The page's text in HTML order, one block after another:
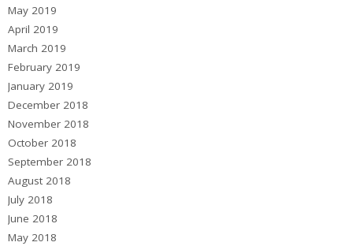
May 2019
April 2019
March 2019
February 2019
January 2019
December 2018
November 2018
October 2018
September 2018
August 2018
July 2018
June 2018
May 2018